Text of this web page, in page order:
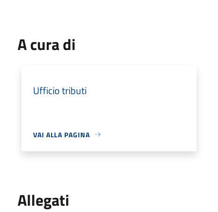
A cura di
Ufficio tributi
VAI ALLA PAGINA
Allegati